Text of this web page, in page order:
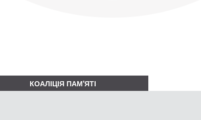
КОАЛІЦІЯ ПАМ'ЯТІ